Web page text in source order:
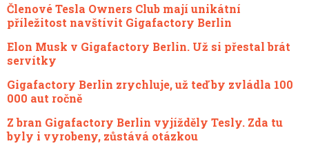
Členové Tesla Owners Club mají unikátní
příležitost navštívit Gigafactory Berlin
Elon Musk v Gigafactory Berlin. Už si přestal brát
servítky
Gigafactory Berlin zrychluje, už teď by zvládla 100
000 aut ročně
Z bran Gigafactory Berlin vyjížděly Tesly. Zda tu
byly i vyrobeny, zůstává otázkou